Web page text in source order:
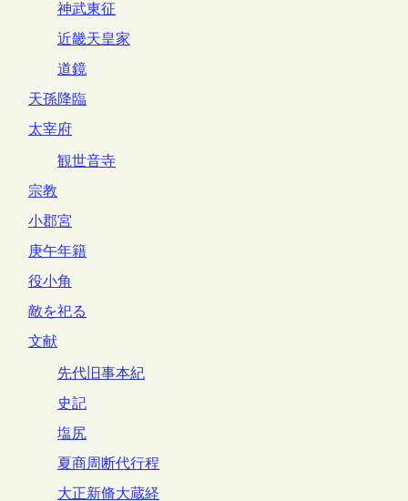
神武東征
近畿天皇家
道鏡
天孫降臨
太宰府
観世音寺
宗教
小郡宮
庚午年籍
役小角
敵を祀る
文献
先代旧事本紀
史記
塩尻
夏商周断代行程
大正新脩大蔵経